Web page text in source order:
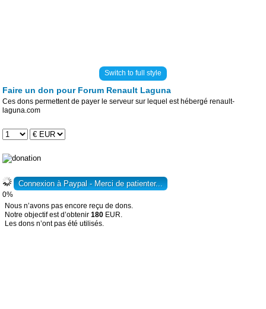
Switch to full style
Faire un don pour Forum Renault Laguna
Ces dons permettent de payer le serveur sur lequel est hébergé renault-
laguna.com
0%
Nous n’avons pas encore reçu de dons.
Notre objectif est d’obtenir 180 EUR.
Les dons n’ont pas été utilisés.